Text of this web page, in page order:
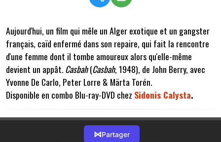
Aujourd'hui, un film qui mêle un Alger exotique et un gangster
français, caïd enfermé dans son repaire, qui fait la rencontre
d'une femme dont il tombe amoureux alors qu'elle-même
devient un appât.Casbah(Casbah, 1948), de John Berry, avec
Yvonne De Carlo, Peter Lorre & Märta Torén.
Disponible en combo Blu-ray-DVD chez Sidonis Calysta.
⋈Partager